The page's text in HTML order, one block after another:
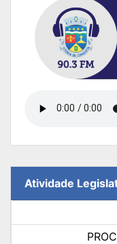
Atividade